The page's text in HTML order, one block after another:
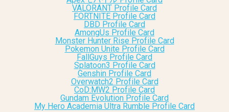
VALORANT Profile Card
FORTNITE Profile Card
DBD Profile Card
AmongUs Profile Card
Monster Hunter Rise Profile Card
Pokemon Unite Profile Card
FallGuys Profile Card
Splatoon3 Profile Card
Genshin Profile Card
Overwatch2 Profile Card
CoD:MW2 Profile Card
Gundam Evolution Profile Card
My Hero Academia Ultra Rumble Profile Card